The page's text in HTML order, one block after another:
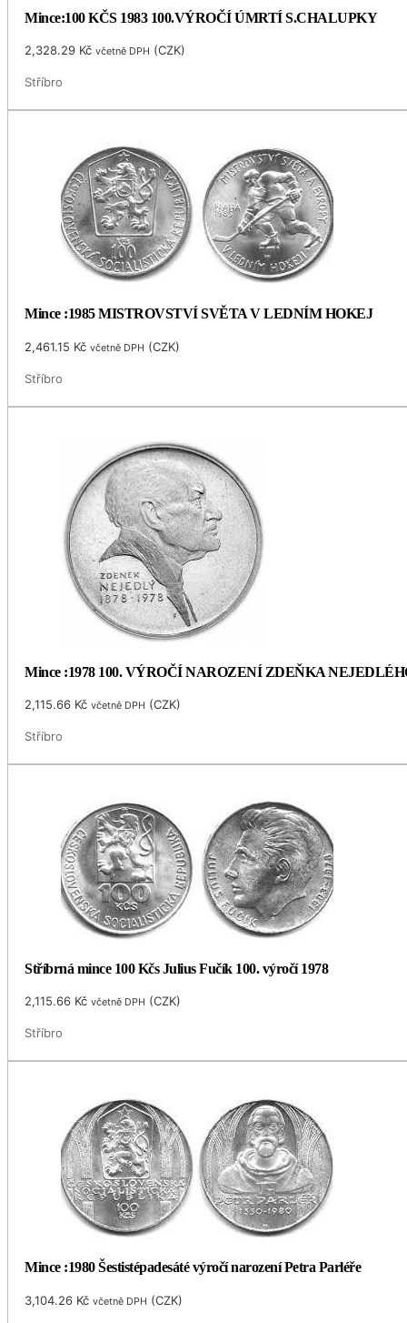
Mince:100 KČS 1983 100.VÝROČÍ ÚMRTÍ S.CHALUPKY
2,328.29 Kč včetně DPH (CZK)
Stříbro
Mince :1985 MISTROVSTVÍ SVĚTA V LEDNÍM HOKEJ
2,461.15 Kč včetně DPH (CZK)
Stříbro
Mince :1978 100. VÝROČÍ NAROZENÍ ZDEŇKA
2,115.66 Kč včetně DPH (CZK)
Stříbro
Stříbrná mince 100 Kčs Julius Fučík 100. výročí 1978
2,115.66 Kč včetně DPH (CZK)
Stříbro
Mince :1980 Šestistépadesáté výročí narození Petra Parléře
3,104.26 Kč včetně DPH (CZK)